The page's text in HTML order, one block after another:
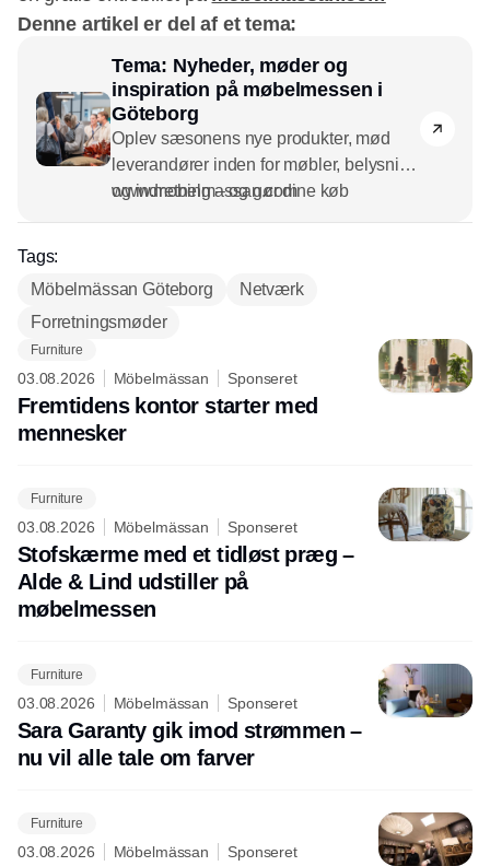
Denne artikel er del af et tema:
Tema: Nyheder, møder og
inspiration på møbelmessen i
Göteborg
Oplev sæsonens nye produkter, mød
leverandører inden for møbler, belysning
og indretning – og gør dine køb
www.mobelmassan.com
Tags:
Möbelmässan Göteborg
Netværk
Forretningsmøder
Furniture
03.08.2026 Möbelmässan Sponseret
Fremtidens kontor starter med
mennesker
Furniture
03.08.2026 Möbelmässan Sponseret
Stofskærme med et tidløst præg –
Alde & Lind udstiller på
møbelmessen
Furniture
03.08.2026 Möbelmässan Sponseret
Sara Garanty gik imod strømmen –
nu vil alle tale om farver
Furniture
03.08.2026 Möbelmässan Sponseret